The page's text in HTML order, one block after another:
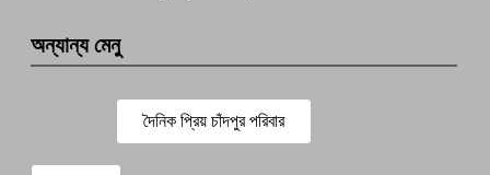
অন্যান্য মেনু
দৈনিক প্রিয় চাঁদপুর পরিবার